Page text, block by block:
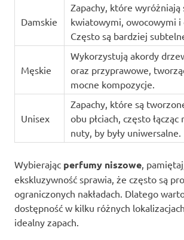
Damskie
Zapachy, które wyróżniają
kwiatowymi, owocowymi
Często są bardziej
Męskie
Wykorzystują akordy
oraz przyprawowe,
mocne kompozycje.
Unisex
Zapachy, które są
obu płciach, często
nuty, by były uniwersalne.
Wybierając perfumy niszowe,
ekskluzywność sprawia, że często są
ograniczonych nakładach. Dlatego
dostępność w kilku różnych
idealny zapach.